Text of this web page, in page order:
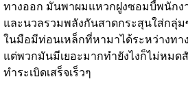
ทางออก มันพาผมแหวกฝูงซอมบี้พนักง
และนวลรวมพลังกันสาดกระสุนใส่กลุ่
ในมือมีท่อนเหล็กที่หามาได้ระหว่างทา
แต่พวกมันมีเยอะมากทำยังไงก็ไม่หมด
ทำระเบิดเสร็จเร็วๆ